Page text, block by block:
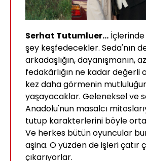
Serhat Tutumluer... İçlerinde
şey keşfedecekler. Seda'nın
arkadaşlığın, dayanışmanın,
fedakârlığın ne kadar değerli
kez daha görmenin
yaşayacaklar. Geleneksel ve
Anadolu'nun masalcı
tutup karakterlerini böyle
Ve herkes bütün oyuncular
aşina. O yüzden de işleri çatır
çıkarıyorlar.